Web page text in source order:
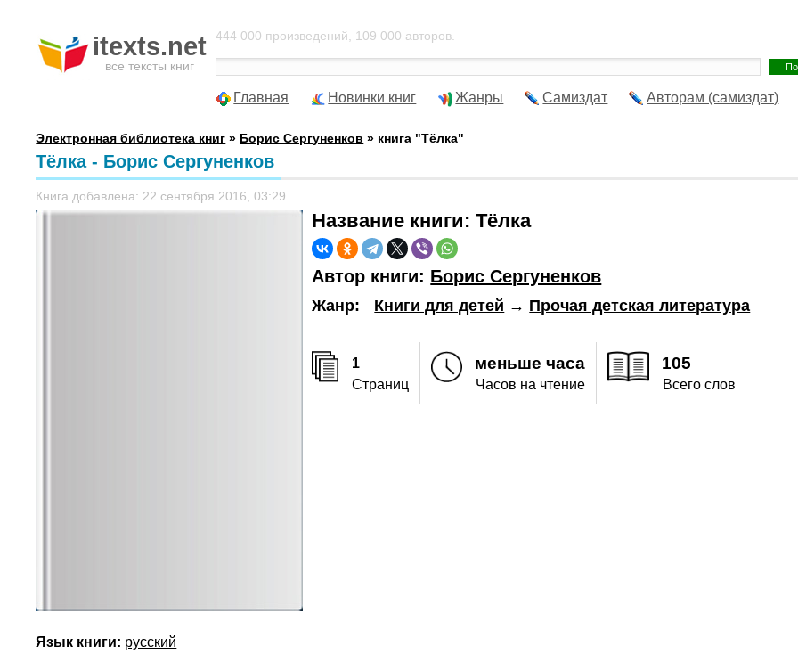
itexts.net
все тексты книг
444 000 произведений, 109 000 авторов.
Главная Новинки книг Жанры Самиздат Авторам (самиздат)
Электронная библиотека книг » Борис Сергуненков » книга "Тёлка"
Тёлка - Борис Сергуненков
Книга добавлена: 22 сентября 2016, 03:29
Название книги:Тёлка
Автор книги: Борис Сергуненков
Жанр: Книги для детей → Прочая детская литература
1
Страниц
меньше часа
Часов на чтение
105
Всего слов
Язык книги: русский